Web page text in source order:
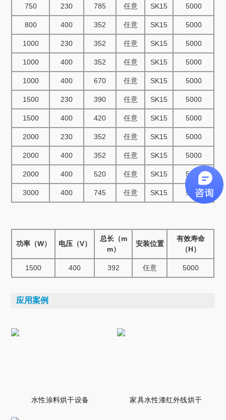
750 230 785 任意 SK15 5000
800 400 352 任意 SK15 5000
1000 230 352 任意 SK15 5000
1000 400 352 任意 SK15 5000
1000 400 670 任意 SK15 5000
1500 230 390 任意 SK15 5000
1500 400 420 任意 SK15 5000
2000 230 352 任意 SK15 5000
2000 400 352 任意 SK15 5000
2000 400 520 任意 SK15 5000
3000 400 745 任意 SK15 5000
功率（W） 电压（V）
总长（m
m）
安装位置
有效寿命
（H）
1500 400 392 任意 5000
应用案例
水性涂料烘干设备 家具水性漆红外线烘干